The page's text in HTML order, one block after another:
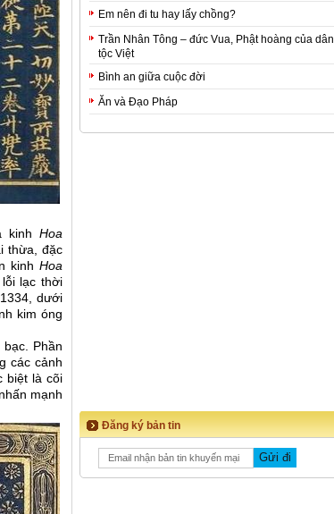
kinh Hoa
thừa, đặc
kinh Hoa
lỗi lạc thời
dưới
kim óng
Phần
các cảnh
biệt là cõi
mạnh
Em nên đi tu hay lấy chồng?
Trần Nhân Tông – đức Vua, Phật hoàng của dân
tộc Việt
Bình an giữa cuộc đời
Ăn và Đạo Pháp
Đăng ký bản tin